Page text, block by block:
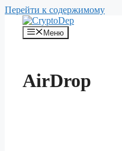
Перейти к содержимому
Меню
AirDrop